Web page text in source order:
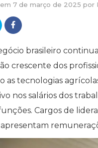
7 de março de 2025 por
brasileiro
crescente dos
as tecnologias
nos salários dos
Cargos de